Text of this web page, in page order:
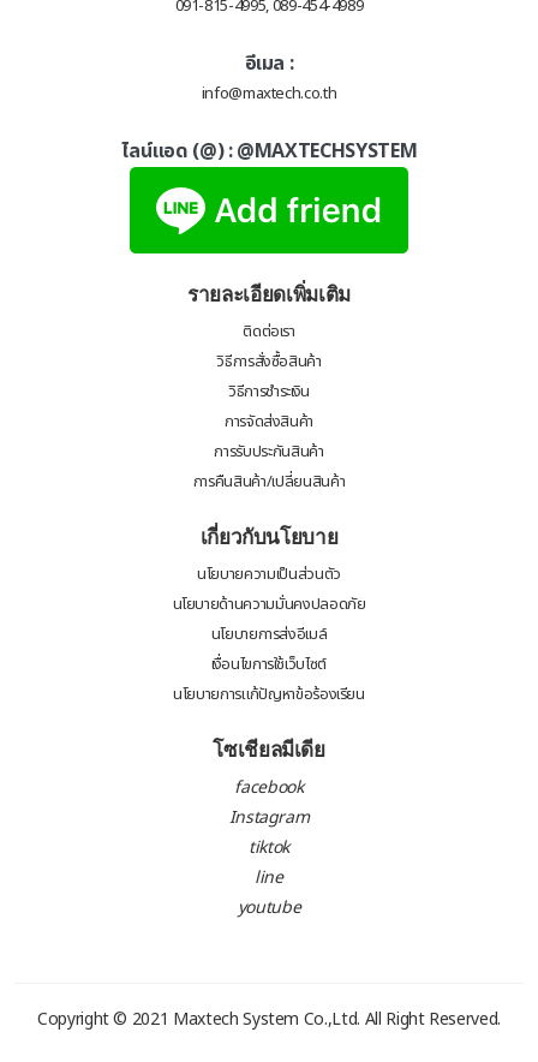
091-815-4995, 089-454-4989
อีเมล :
info@maxtech.co.th
ไลน์แอด (@) :@MAXTECHSYSTEM
รายละเอียดเพิ่มเติม
ติดต่อเรา
วิธีการสั่งซื้อสินค้า
วิธีการชำระเงิน
การจัดส่งสินค้า
การรับประกันสินค้า
การคืนสินค้า/เปลี่ยนสินค้า
เกี่ยวกับนโยบาย
นโยบายความเป็นส่วนตัว
นโยบายด้านความมั่นคงปลอดภัย
นโยบายการส่งอีเมล์
เงื่อนไขการใช้เว็บไซต์
นโยบายการแก้ปัญหาข้อร้องเรียน
โซเชียลมีเดีย
facebook
Instagram
tiktok
line
youtube
Copyright © 2021 Maxtech System Co.,Ltd. All Right Reserved.